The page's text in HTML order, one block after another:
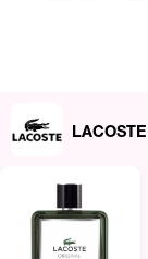
ผลลัพธ์ที่ได้ :
LACOSTE